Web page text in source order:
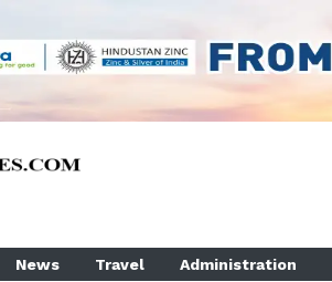
News Travel Administration